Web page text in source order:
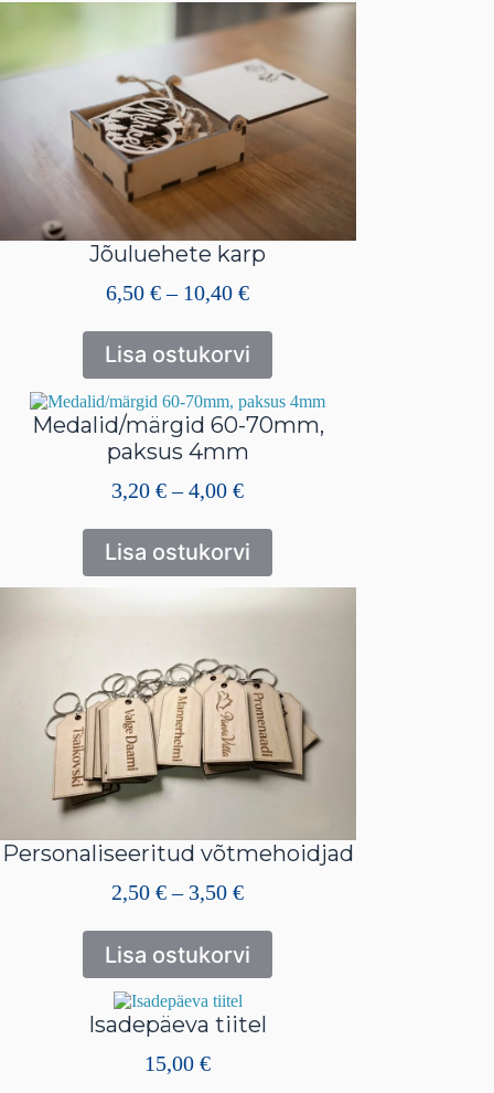
Jõuluehete karp
6,50€ – 10,40€Hinnavahemik:
kuni
10,40 €
Lisa ostukorvi
Medalid/märgid 60-70mm,
paksus 4mm
3,20€ – 4,00€Hinnavahemik:
kuni
4,00 €
Lisa ostukorvi
Personaliseeritud võtmehoidjad
2,50€ – 3,50€Hinnavahemik:
kuni
3,50 €
Lisa ostukorvi
Isadepäeva tiitel
15,00€